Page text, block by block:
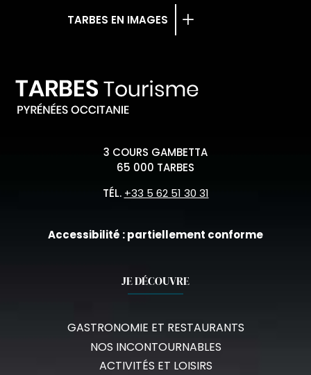
TARBES EN IMAGES
3 COURS GAMBETTA
65 000 TARBES
TÉL. +33 5 62 51 30 31
Accessibilité : partiellement conforme
JE DÉCOUVRE
GASTRONOMIE ET RESTAURANTS
NOS INCONTOURNABLES
ACTIVITÉS ET LOISIRS